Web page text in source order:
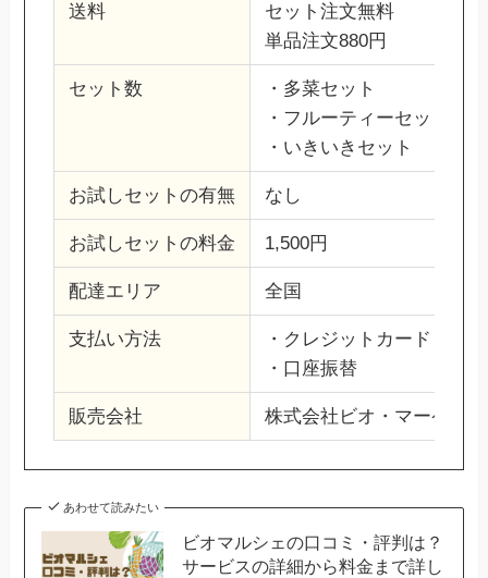
送料
セット注文無料
単品注文880円
セット数
・多菜セット
・フルーティーセット
・いきいきセット
お試しセットの有無 なし
お試しセットの料金 1,500円
配達エリア 全国
支払い方法
・クレジットカード
・口座振替
販売会社 株式会社ビオ・マーケット
あわせて読みたい
ビオマルシェの口コミ・評判は？
サービスの詳細から料金まで詳し